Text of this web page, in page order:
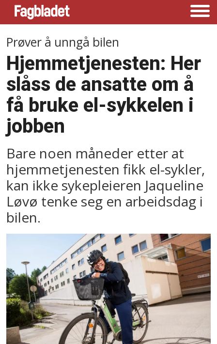
Prøver å unngå bilen
Hjemmetjenesten: Her
slåss de ansatte om å
få bruke el-sykkelen i
jobben
Bare noen måneder etter at
hjemmetjenesten fikk el-sykler,
kan ikke sykepleieren Jaqueline
Løvø tenke seg en arbeidsdag i
bilen.